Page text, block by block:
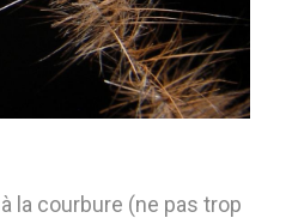
la courbure (ne pas trop